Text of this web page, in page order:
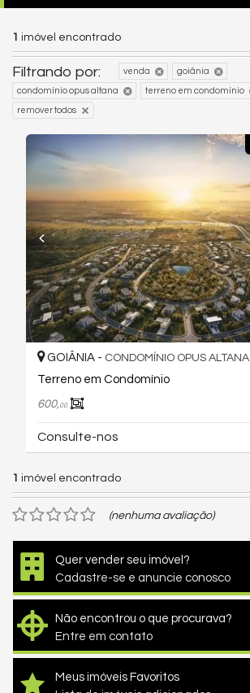
1 imóvel encontrado
Filtrando por: venda goiânia
condomínio opus altana terreno em condomínio
remover todos
GOIÂNIA - CONDOMÍNIO OPUS ALTANA
Terreno em Condomínio
600,00
Consulte-nos
1 imóvel encontrado
(nenhuma avaliação)
Quer vender seu imóvel?
Cadastre-se e anuncie conosco
Não encontrou o que procurava?
Entre em contato
Meus imóveis Favoritos